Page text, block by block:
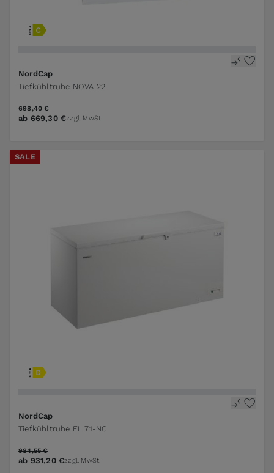
NordCap
Tiefkühltruhe NOVA 22
ab 669,30 €
698,40 €
zzgl. MwSt.
SALE
NordCap
Tiefkühltruhe EL 71-NC
ab 931,20 €
984,55 €
zzgl. MwSt.